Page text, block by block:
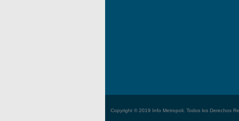
Copyright © 2019 Info Metropoli. Todos los Derechos